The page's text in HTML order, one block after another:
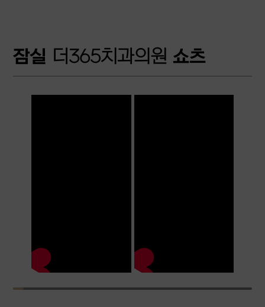
잠실 더365치과의원 쇼츠